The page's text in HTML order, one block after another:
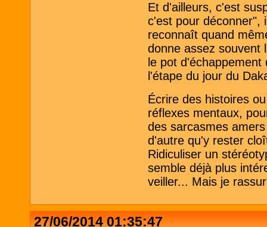
Et d'ailleurs, c'est
c'est pour déconner",
reconnaît quand
donne assez souvent
le pot
l'étape du jour du
Écrire des histoires
réflexes mentaux,
des sarcasmes
d'autre qu'y rester
Ridiculiser un
semble déjà plus
veiller... Mais je
27/06/2014 01:35:47